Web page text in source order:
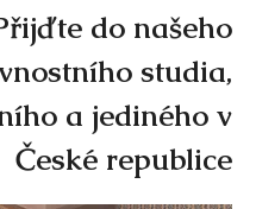
do našeho
studia,
a jediného v
České republice